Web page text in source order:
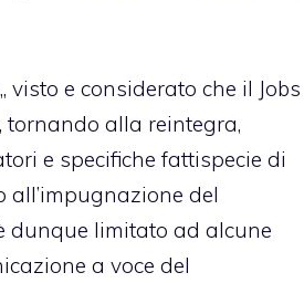
e considerato che il Jobs
tornando alla reintegra,
e specifiche fattispecie di
all’impugnazione del
dunque limitato ad alcune
a voce del